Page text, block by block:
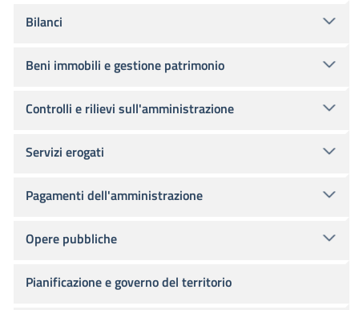
Bilanci
Beni immobili e gestione patrimonio
Controlli e rilievi sull'amministrazione
Servizi erogati
Pagamenti dell'amministrazione
Opere pubbliche
Pianificazione e governo del territorio